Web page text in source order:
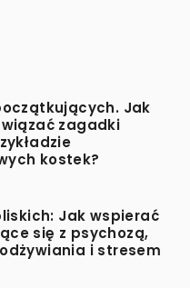
Jak
zagadki
kostek?
Jak wspierać
się z psychozą,
i stresem